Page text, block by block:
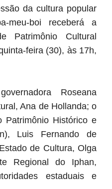
da cultura popular
meu-boi receberá a
Patrimônio Cultural
feira (30), às 17h,
Roseana
Ana de Hollanda; o
Patrimônio Histórico e
Luis Fernando de
de Cultura, Olga
Regional do Iphan,
estaduais e